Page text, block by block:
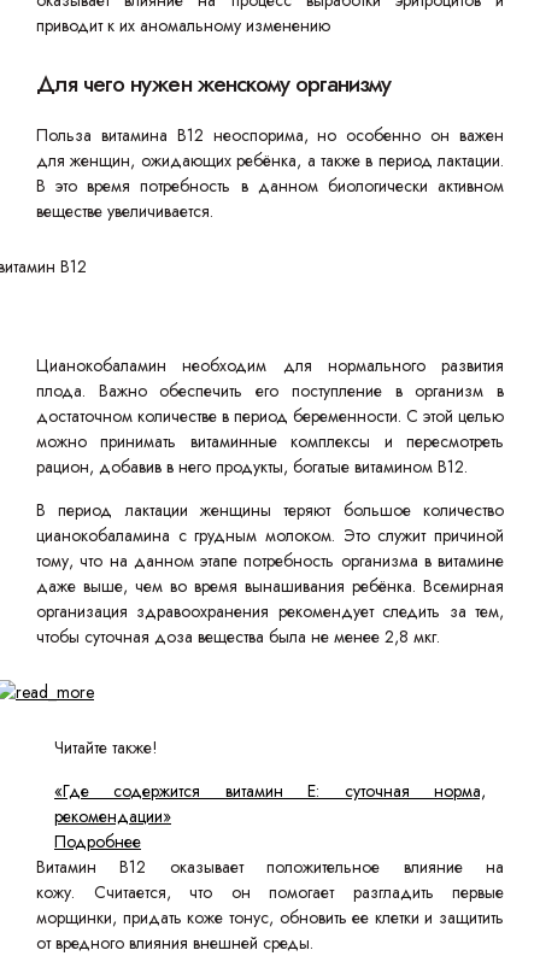
приводит к их аномальному изменению
Для чего нужен женскому организму
Польза витамина B12 неоспорима, но особенно он важен
для женщин, ожидающих ребёнка, а также в период лактации.
В это время потребность в данном биологически активном
веществе увеличивается.
Цианокобаламин необходим для нормального развития
плода. Важно обеспечить его поступление в организм в
достаточном количестве в период беременности. С этой целью
можно принимать витаминные комплексы и пересмотреть
рацион, добавив в него продукты, богатые витамином B12.
В период лактации женщины теряют большое количество
цианокобаламина с грудным молоком. Это служит причиной
тому, что на данном этапе потребность организма в витамине
даже выше, чем во время вынашивания ребёнка. Всемирная
организация здравоохранения рекомендует следить за тем,
чтобы суточная доза вещества была не менее 2,8 мкг.
Читайте также!
«Где содержится витамин Е: суточная норма,
рекомендации»
Подробнее
Витамин B12 оказывает положительное влияние на
кожу. Считается, что он помогает разгладить первые
морщинки, придать коже тонус, обновить ее клетки и защитить
от вредного влияния внешней среды.